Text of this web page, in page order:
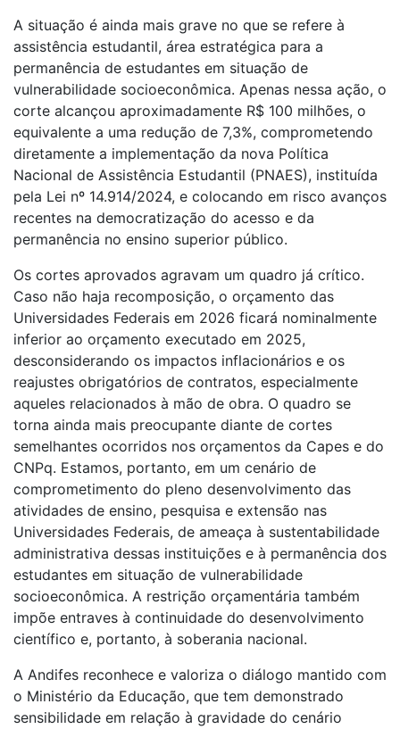
A situação é ainda mais grave no que se refere à
assistência estudantil, área estratégica para a
permanência de estudantes em situação de
vulnerabilidade socioeconômica. Apenas nessa ação, o
corte alcançou aproximadamente R$ 100 milhões, o
equivalente a uma redução de 7,3%, comprometendo
diretamente a implementação da nova Política
Nacional de Assistência Estudantil (PNAES), instituída
pela Lei nº 14.914/2024, e colocando em risco avanços
recentes na democratização do acesso e da
permanência no ensino superior público.
Os cortes aprovados agravam um quadro já crítico.
Caso não haja recomposição, o orçamento das
Universidades Federais em 2026 ficará nominalmente
inferior ao orçamento executado em 2025,
desconsiderando os impactos inflacionários e os
reajustes obrigatórios de contratos, especialmente
aqueles relacionados à mão de obra. O quadro se
torna ainda mais preocupante diante de cortes
semelhantes ocorridos nos orçamentos da Capes e do
CNPq. Estamos, portanto, em um cenário de
comprometimento do pleno desenvolvimento das
atividades de ensino, pesquisa e extensão nas
Universidades Federais, de ameaça à sustentabilidade
administrativa dessas instituições e à permanência dos
estudantes em situação de vulnerabilidade
socioeconômica. A restrição orçamentária também
impõe entraves à continuidade do desenvolvimento
científico e, portanto, à soberania nacional.
A Andifes reconhece e valoriza o diálogo mantido com
o Ministério da Educação, que tem demonstrado
sensibilidade em relação à gravidade do cenário